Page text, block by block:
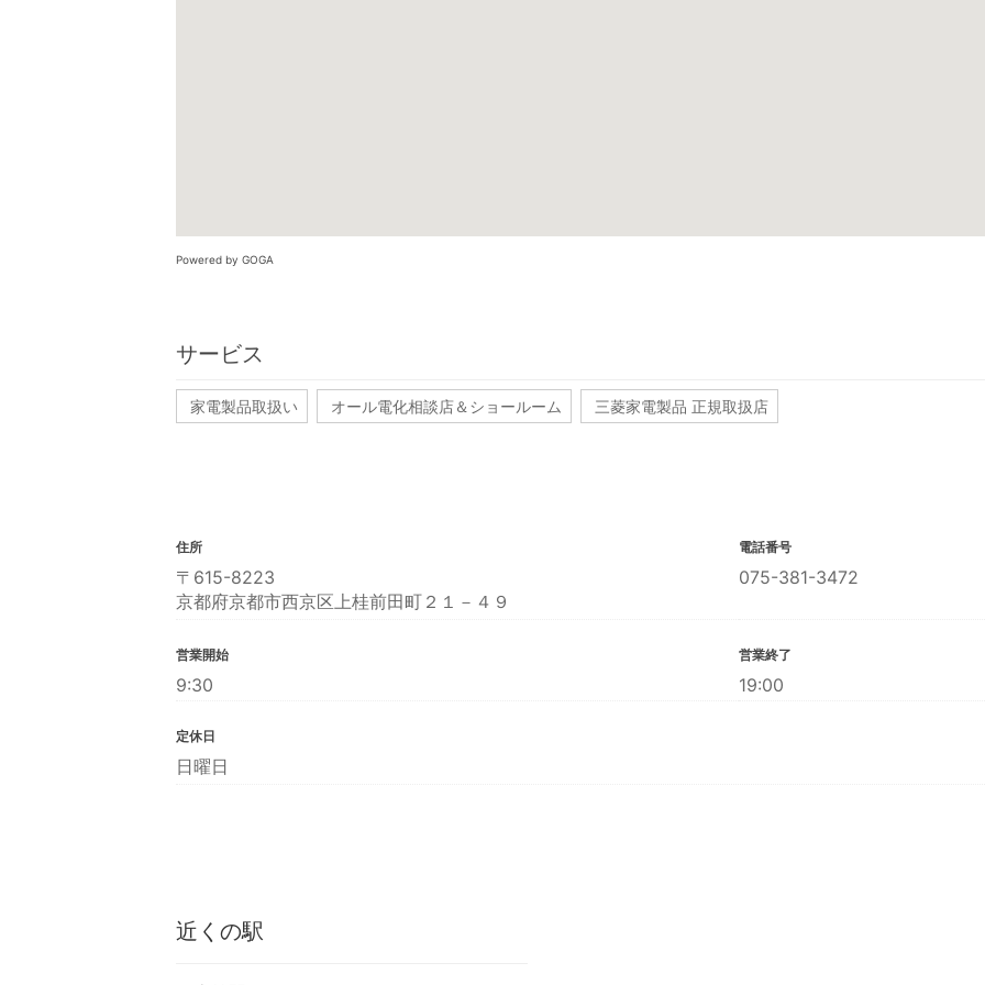
Powered by GOGA
サービス
家電製品取扱い オール電化相談店＆ショールーム 三菱家電製品 正規取扱店
住所
〒615-8223
京都府京都市西京区上桂前田町２１－４９
電話番号
075-381-3472
営業開始
9:30
営業終了
19:00
定休日
日曜日
近くの駅